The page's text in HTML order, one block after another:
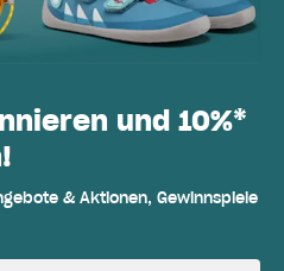
und 10%*
& Aktionen, Gewinnspiele